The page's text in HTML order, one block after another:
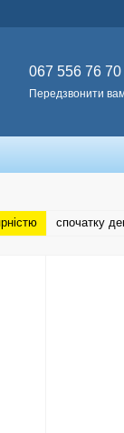
067 556 76 70
Передзвонити
спочатку